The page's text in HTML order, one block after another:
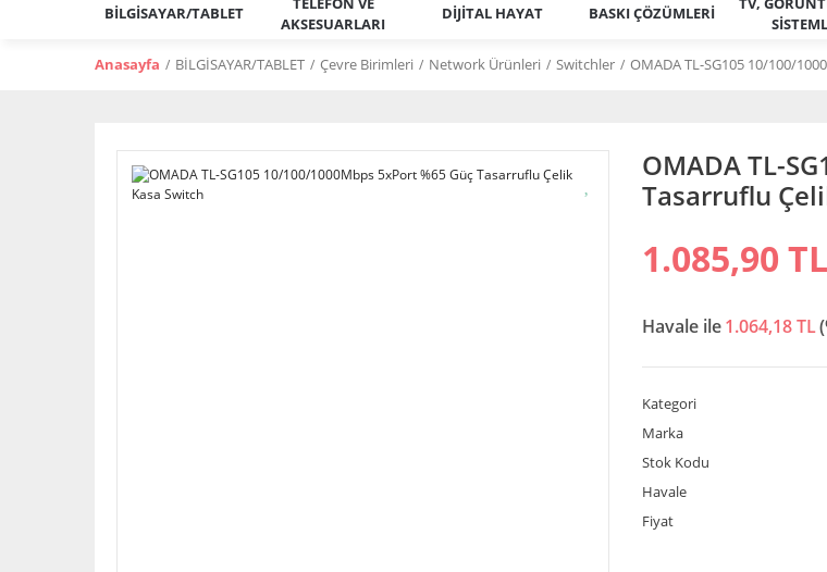
BİLGİSAYAR/TABLET
AKSESUARLARI
DİJİTAL HAYAT BASKI ÇÖZÜMLERİ
Anasayfa BİLGİSAYAR/TABLET Çevre Birimleri Network Ürünleri Switchler OMADA TL-SG105 10/100/
OMADA TL-
Tasarruflu
1.085,90 TL
Havale ile1.064,18 TL
Kategori
Marka
Stok Kodu
Havale
Fiyat